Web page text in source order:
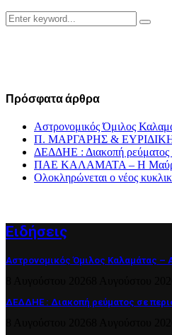
Search
for:
Search
Πρόσφατα άρθρα
Αστρονομικός Όμιλος
Π. ΜΑΡΓΑΡΗΣ & ΕΥΡΙΔΙΚΗ –
ΔΕΔΔΗΕ : Διακοπή ρεύματος
ΠΑΕ ΚΑΛΑΜΑΤΑ – Η Μαύρη
Ολοκληρώνεται ο νέος
Ειδήσεις
Αστρονομικός Όμιλος Καλαμάτας
ΔΕΔΔΗΕ : Διακοπή ρεύματος σε